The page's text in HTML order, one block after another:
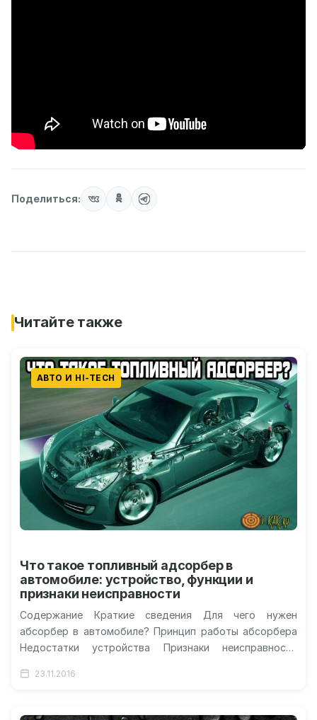
Поделиться:
Читайте также
АВТО И HI-TECH
Что такое топливный адсорбер в
автомобиле: устройство, функции и
признаки неисправности
Содержание Краткие сведения Для чего нужен
абсорбер в автомобиле? Принцип работы абсорбера
Недостатки устройства Признаки неисправности
Абсорбер топливный: что…
23.11.2016